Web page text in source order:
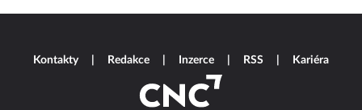
Kontakty Redakce Inzerce RSS Kariéra